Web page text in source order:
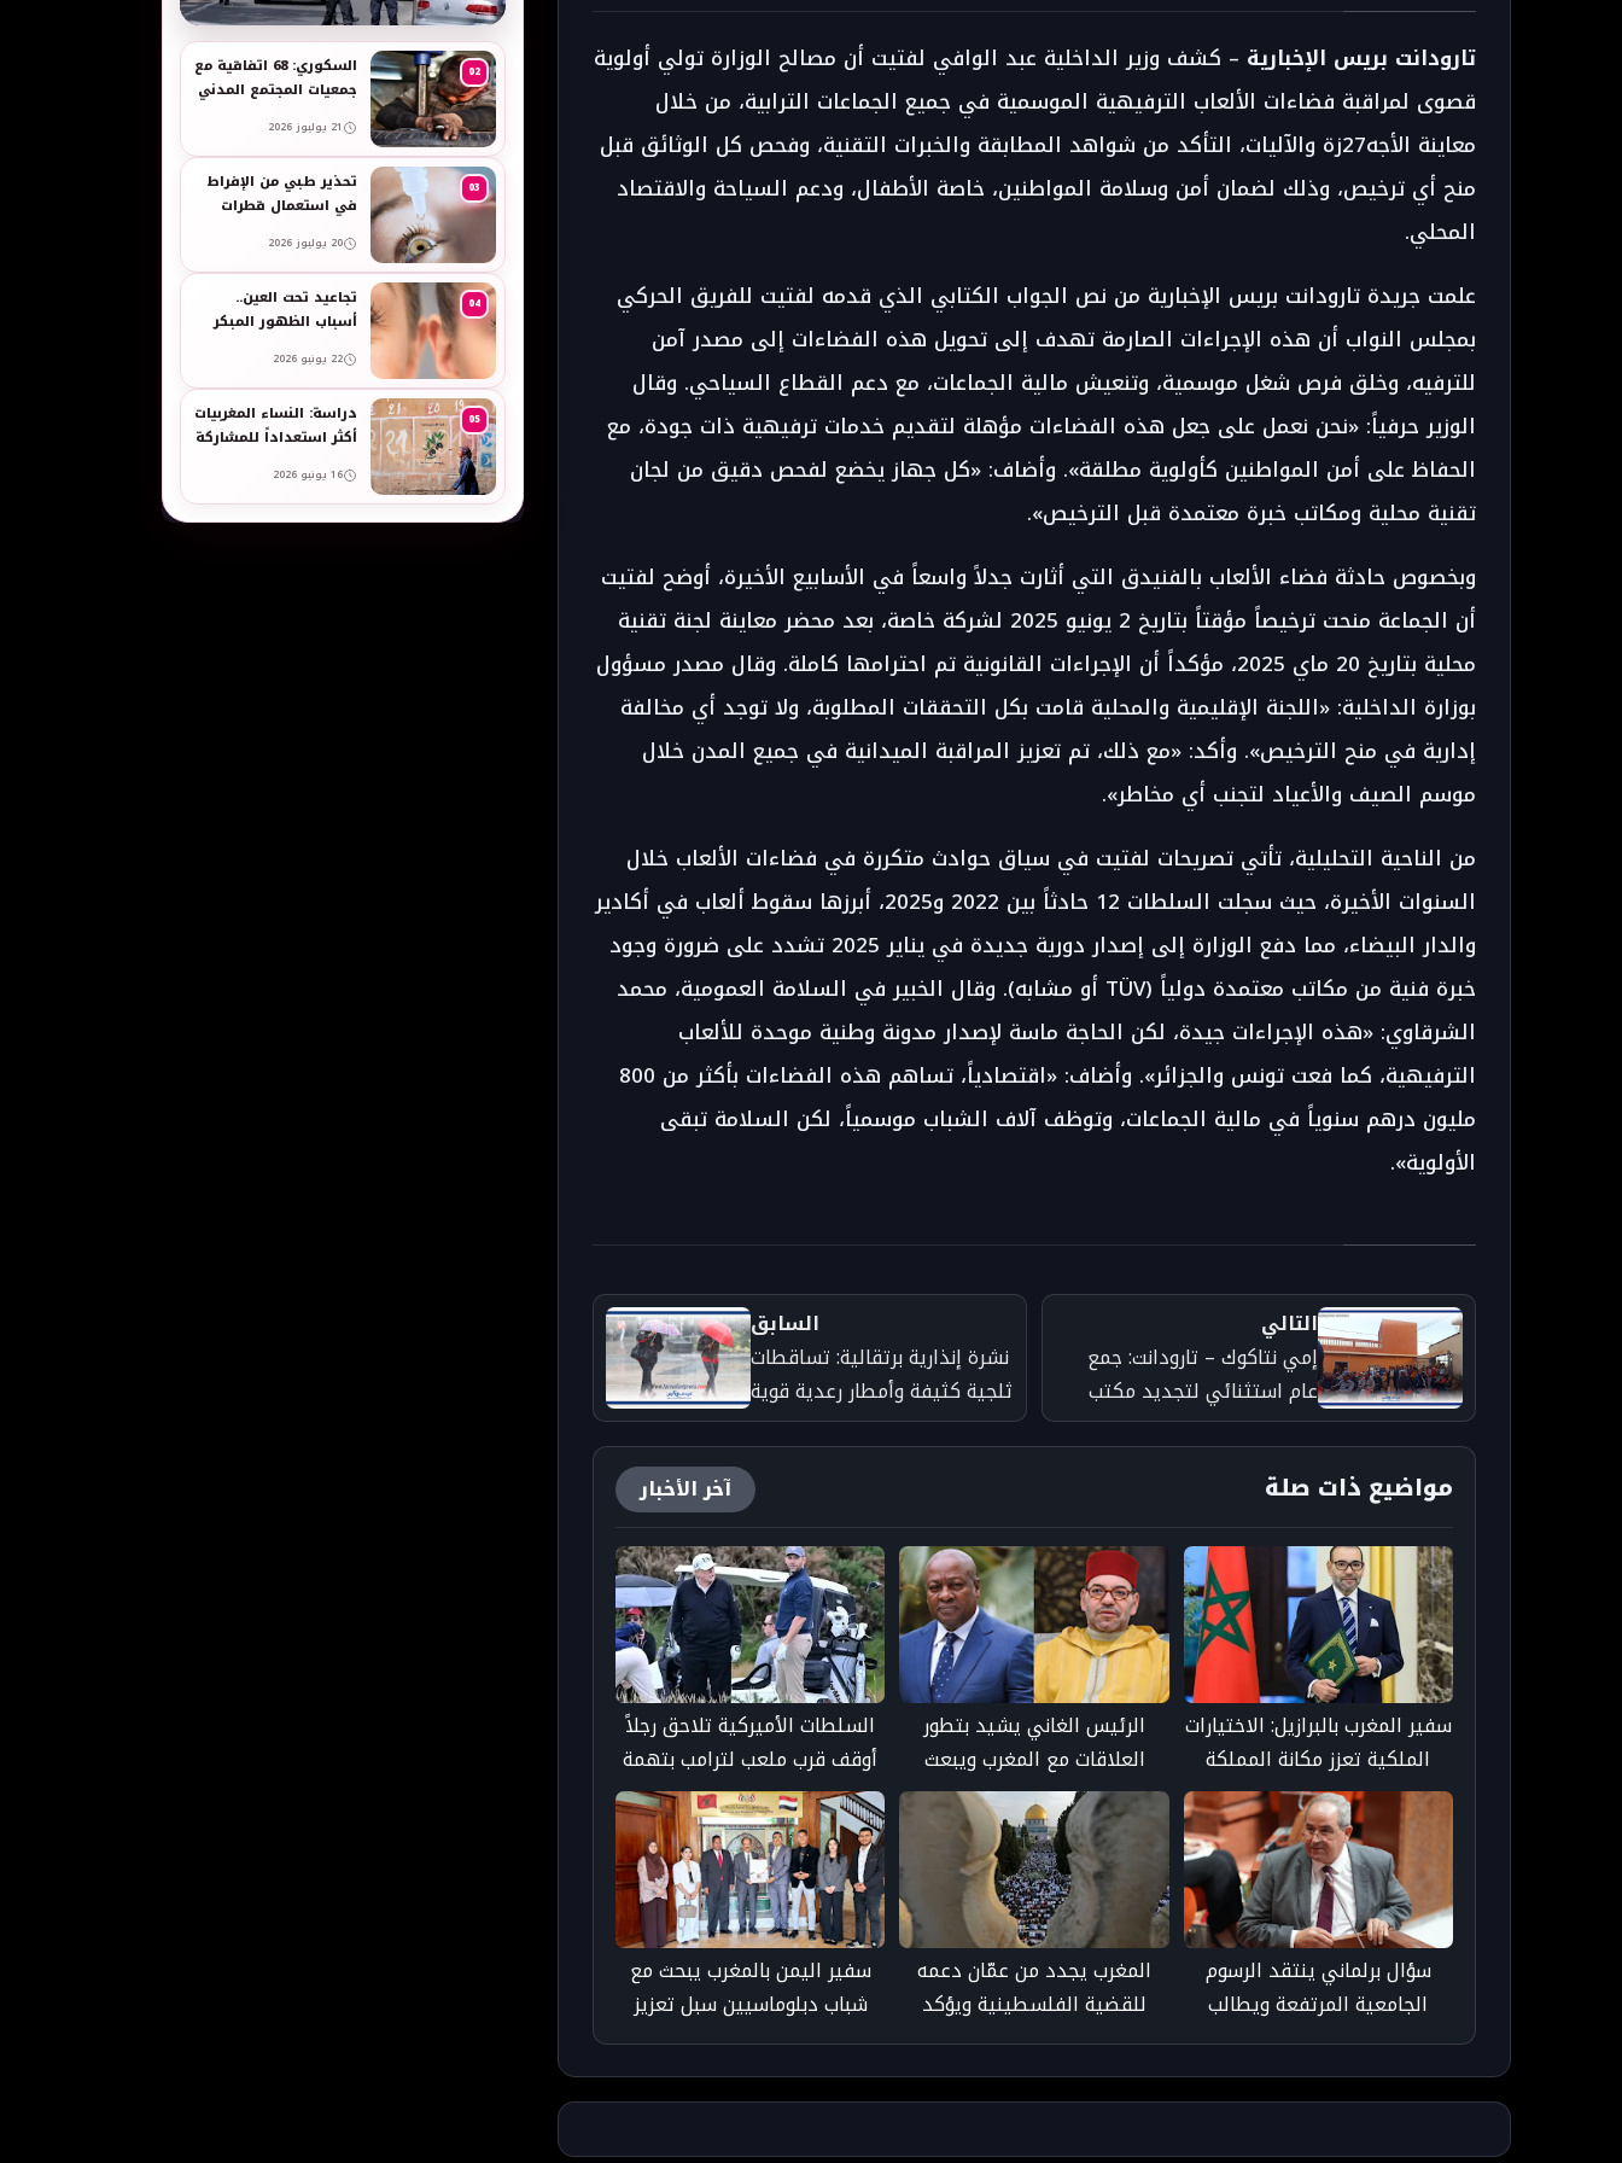
تارودانت بريس الإخبارية – كشف وزير الداخلية عبد الوافي لفتيت أن مصالح الوزارة تولي أولوية
قصوى لمراقبة فضاءات الألعاب الترفيهية الموسمية في جميع الجماعات الترابية، من خلال
معاينة الأجه27زة والآليات، التأكد من شواهد المطابقة والخبرات التقنية، وفحص كل الوثائق قبل
منح أي ترخيص، وذلك لضمان أمن وسلامة المواطنين، خاصة الأطفال، ودعم السياحة والاقتصاد
المحلي.
علمت جريدة تارودانت بريس الإخبارية من نص الجواب الكتابي الذي قدمه لفتيت للفريق الحركي
بمجلس النواب أن هذه الإجراءات الصارمة تهدف إلى تحويل هذه الفضاءات إلى مصدر آمن
للترفيه، وخلق فرص شغل موسمية، وتنعيش مالية الجماعات، مع دعم القطاع السياحي. وقال
الوزير حرفياً: «نحن نعمل على جعل هذه الفضاءات مؤهلة لتقديم خدمات ترفيهية ذات جودة، مع
الحفاظ على أمن المواطنين كأولوية مطلقة». وأضاف: «كل جهاز يخضع لفحص دقيق من لجان
تقنية محلية ومكاتب خبرة معتمدة قبل الترخيص».
وبخصوص حادثة فضاء الألعاب بالفنيدق التي أثارت جدلاً واسعاً في الأسابيع الأخيرة، أوضح لفتيت
أن الجماعة منحت ترخيصاً مؤقتاً بتاريخ 2 يونيو 2025 لشركة خاصة، بعد محضر معاينة لجنة تقنية
محلية بتاريخ 20 ماي 2025، مؤكداً أن الإجراءات القانونية تم احترامها كاملة. وقال مصدر مسؤول
بوزارة الداخلية: «اللجنة الإقليمية والمحلية قامت بكل التحققات المطلوبة، ولا توجد أي مخالفة
إدارية في منح الترخيص». وأكد: «مع ذلك، تم تعزيز المراقبة الميدانية في جميع المدن خلال
موسم الصيف والأعياد لتجنب أي مخاطر».
من الناحية التحليلية، تأتي تصريحات لفتيت في سياق حوادث متكررة في فضاءات الألعاب خلال
السنوات الأخيرة، حيث سجلت السلطات 12 حادثاً بين 2022 و2025، أبرزها سقوط ألعاب في أكادير
والدار البيضاء، مما دفع الوزارة إلى إصدار دورية جديدة في يناير 2025 تشدد على ضرورة وجود
خبرة فنية من مكاتب معتمدة دولياً (TÜV أو مشابه). وقال الخبير في السلامة العمومية، محمد
الشرقاوي: «هذه الإجراءات جيدة، لكن الحاجة ماسة لإصدار مدونة وطنية موحدة للألعاب
الترفيهية، كما فعت تونس والجزائر». وأضاف: «اقتصادياً، تساهم هذه الفضاءات بأكثر من 800
مليون درهم سنوياً في مالية الجماعات، وتوظف آلاف الشباب موسمياً، لكن السلامة تبقى
الأولوية».
التالي
إمي نتاكوك – تارودانت: جمع
عام استثنائي لتجديد مكتب
جمعية إمي اكوك للماء الصالح
للشرب بعد إنجاز المشروع
الثلاثي بنسبة 100%
السابق
نشرة إنذارية برتقالية: تساقطات
ثلجية كثيفة وأمطار رعدية قوية
تهدد المغرب يومي الأحد
والاثنين
مواضيع ذات صلة آخر الأخبار
سفير المغرب بالبرازيل: الاختيارات
الملكية تعزز مكانة المملكة
دوليًا
الرئيس الغاني يشيد بتطور
العلاقات مع المغرب ويبعث
رسالة إلى الملك محمد السادس
السلطات الأميركية تلاحق رجلاً
أوقف قرب ملعب لترامب بتهمة
حيازة سلاح ناري
سؤال برلماني ينتقد الرسوم
الجامعية المرتفعة ويطالب
بحماية حق الطلبة في التعليم
المغرب يجدد من عمّان دعمه
للقضية الفلسطينية ويؤكد
التمسك بحل الدولتين
سفير اليمن بالمغرب يبحث مع
شباب دبلوماسيين سبل تعزيز
التعاون وإطلاق مبادرات مشتركة
به
02
السكوري: 68 اتفاقية مع
جمعيات المجتمع المدني
والنساء في العمل
21 يوليوز 2026
03
تحذير طبي من الإفراط
في استعمال قطرات
المضيقة للأوعية
20 يوليوز 2026
04
تجاعيد تحت العين..
أسباب الظهور المبكر
بالبشرة الحساسة -
taroudant press
22 يونيو 2026
05
دراسة: النساء المغربيات
أكثر استعداداً للمشاركة
بالرجال
16 يونيو 2026